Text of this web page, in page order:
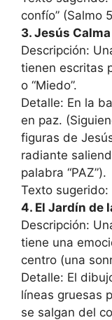
confío” (Salmo
3. Jesús
Descripción:
tienen escritas
o “Miedo”.
Detalle: En la
en paz.
figuras de
radiante
palabra “PAZ”).
Texto sugerido:
4. El Jardín de
Descripción:
tiene una
centro (una
Detalle: El
líneas gruesas
se salgan del